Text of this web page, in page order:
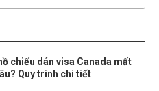
chiếu dán visa Canada mất
Quy trình chi tiết